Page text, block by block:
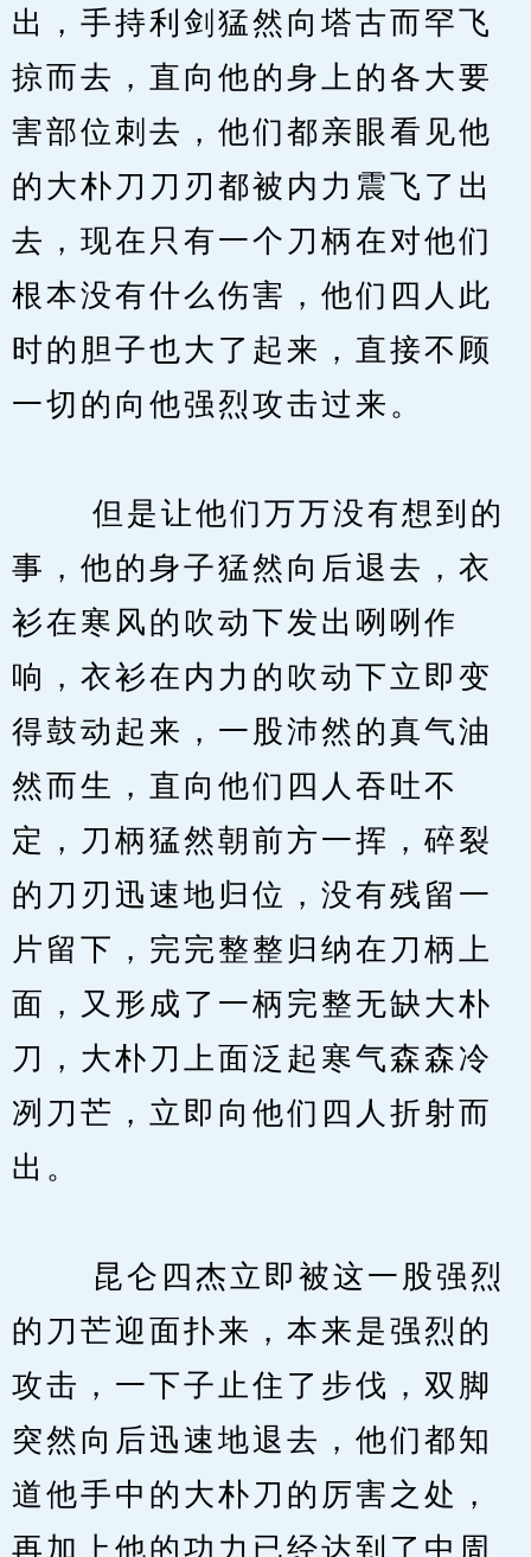
出，手持利剑猛然向塔古而罕飞
掠而去，直向他的身上的各大要
害部位刺去，他们都亲眼看见他
的大朴刀刀刃都被内力震飞了出
去，现在只有一个刀柄在对他们
根本没有什么伤害，他们四人此
时的胆子也大了起来，直接不顾
一切的向他强烈攻击过来。
但是让他们万万没有想到的
事，他的身子猛然向后退去，衣
衫在寒风的吹动下发出咧咧作
响，衣衫在内力的吹动下立即变
得鼓动起来，一股沛然的真气油
然而生，直向他们四人吞吐不
定，刀柄猛然朝前方一挥，碎裂
的刀刃迅速地归位，没有残留一
片留下，完完整整归纳在刀柄上
面，又形成了一柄完整无缺大朴
刀，大朴刀上面泛起寒气森森冷
冽刀芒，立即向他们四人折射而
出。
昆仑四杰立即被这一股强烈
的刀芒迎面扑来，本来是强烈的
攻击，一下子止住了步伐，双脚
突然向后迅速地退去，他们都知
道他手中的大朴刀的厉害之处，
再加上他的功力已经达到了中周